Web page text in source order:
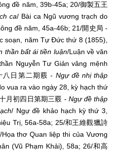
đề năm, 39b-45a; 20/御製五王
ca/ Bài ca Ngũ vương trạch do
đề năm, 45a-46b; 21/開史局 -
soạn, năm Tự Đức thứ 8 (1855),
thần bất ái tiền luận/Luận về văn
Nguyễn Tư Giản vâng mệnh
八日第二期覈 - Ngự đề nhị thập
vua ra vào ngày 28, kỳ hạch thứ
月初四日第期三覈 - Ngự đề thập
/ Ngự đề khảo hạch kỳ thứ 3,
Trị, 56a-58a; 25/和王維觀獵詩
/Họa thơ Quan liệp thi của Vương
(Vũ Phạm Khải), 58a; 26/和高